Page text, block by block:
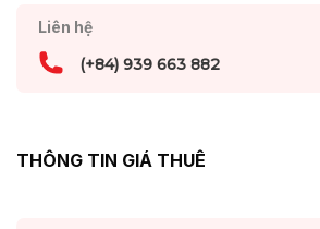
Liên hệ
(+84) 939 663 882
THÔNG TIN GIÁ THUÊ